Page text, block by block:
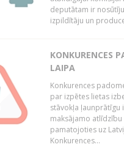
deputātam ir
izpildītāju un
KONKURENCES
LAIPA
Konkurences
par izpētes lietas
stāvokļa ļaunprātīgu
maksājamo
pamatojoties uz
Konkurences...